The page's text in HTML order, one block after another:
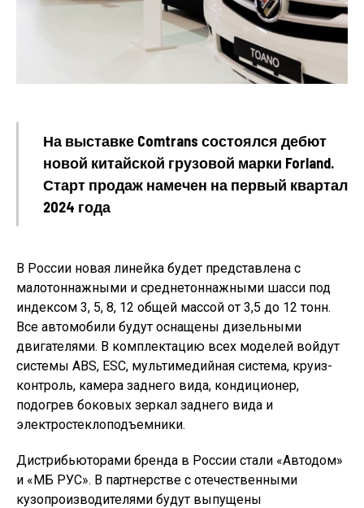
На выставке Comtrans состоялся дебют
новой китайской грузовой марки Forland.
Старт продаж намечен на первый квартал
2024 года
В России новая линейка будет представлена с
малотоннажными и среднетоннажными шасси под
индексом 3, 5, 8, 12 общей массой от 3,5 до 12 тонн.
Все автомобили будут оснащены дизельными
двигателями. В комплектацию всех моделей войдут
системы ABS, ESC, мультимедийная система, круиз-
контроль, камера заднего вида, кондиционер,
подогрев боковых зеркал заднего вида и
электростеклоподъемники.
Дистрибьюторами бренда в России стали «Автодом»
и «МБ РУС». В партнерстве с отечественными
кузопроизводителями будут выпущены